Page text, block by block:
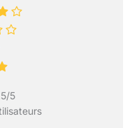
5